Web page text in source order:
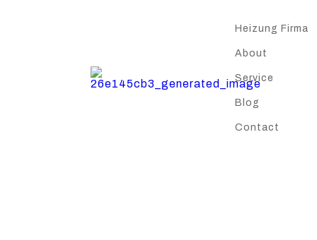
Heizung Firma
About
Service
Blog
Contact